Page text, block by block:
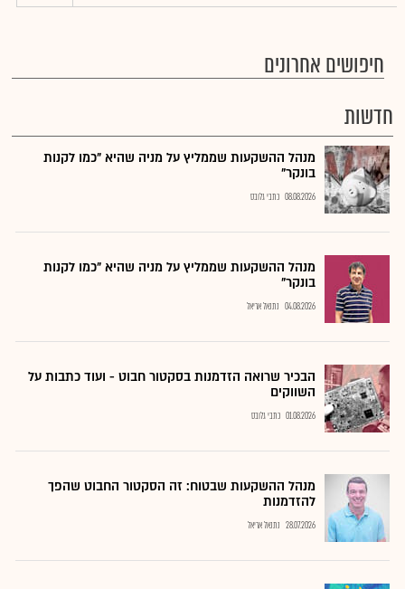
חיפושים אחרונים
חדשות
מנהל ההשקעות שממליץ על מניה שהיא "כמו לקנות
בונקר"
08.08.2026 כתבי גלובס
מנהל ההשקעות שממליץ על מניה שהיא "כמו לקנות
בונקר"
04.08.2026 נתנאל אריאל
הבכיר שרואה הזדמנות בסקטור חבוט - ועוד כתבות על
השווקים
01.08.2026 כתבי גלובס
מנהל ההשקעות שבטוח: זה הסקטור החבוט שהפך
להזדמנות
28.07.2026 נתנאל אריאל